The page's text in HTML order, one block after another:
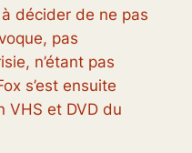
décider de ne pas
pas
n’étant pas
s’est ensuite
VHS et DVD du